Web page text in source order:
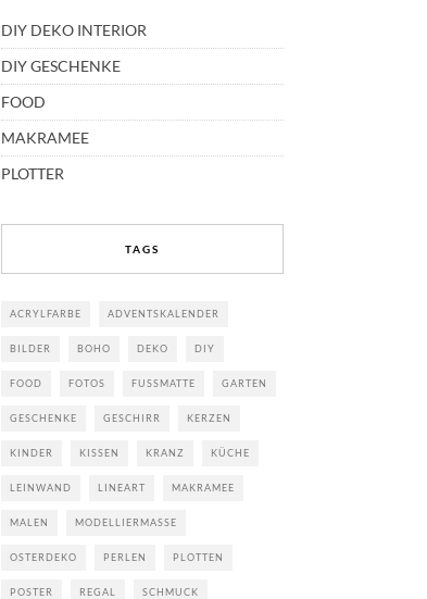
DIY DEKO INTERIOR
DIY GESCHENKE
FOOD
MAKRAMEE
PLOTTER
TAGS
ACRYLFARBE ADVENTSKALENDER
BILDER BOHO DEKO DIY
FOOD FOTOS FUSSMATTE GARTEN
GESCHENKE GESCHIRR KERZEN
KINDER KISSEN KRANZ KÜCHE
LEINWAND LINEART MAKRAMEE
MALEN MODELLIERMASSE
OSTERDEKO PERLEN PLOTTEN
POSTER REGAL SCHMUCK